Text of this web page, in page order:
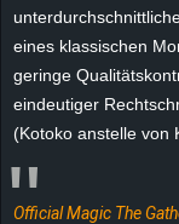
eines klassischen
geringe
eindeutiger
(Kotoko anstelle von
Official Magic The